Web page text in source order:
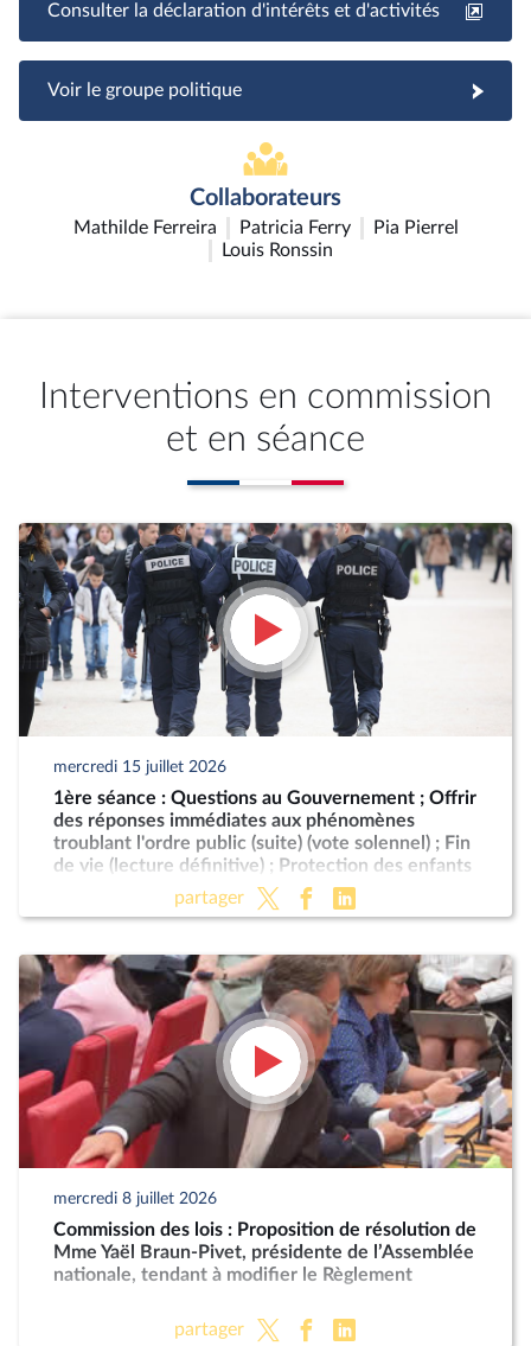
Consulter la déclaration d'intérêts et d'activités
Voir le groupe politique
Collaborateurs
Mathilde Ferreira Patricia Ferry
Pia Pierrel
Louis Ronssin
Interventions en commission
et en séance
mercredi 15 juillet 2026
1ère séance : Questions au Gouvernement ; Offrir
des réponses immédiates aux phénomènes
troublant l'ordre public (suite) (vote solennel) ; Fin
de vie (lecture définitive) ; Protection des enfants
partager
mercredi 8 juillet 2026
Commission des lois : Proposition de résolution de
Mme Yaël Braun-Pivet, présidente de l’Assemblée
nationale, tendant à modifier le Règlement
partager